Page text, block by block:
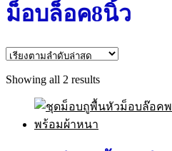
ม็อบล็อค8นิ้ว
Showing all 2 resultsSorted
latest